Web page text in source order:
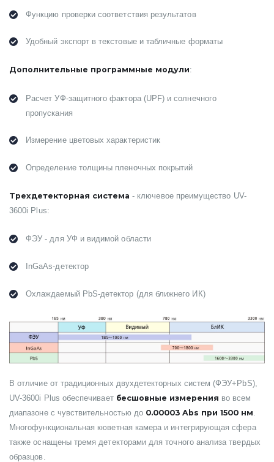
Функцию проверки соответствия результатов
Удобный экспорт в текстовые и табличные форматы
Дополнительные программные модули:
Расчет УФ-защитного фактора (UPF) и солнечного
пропускания
Измерение цветовых характеристик
Определение толщины пленочных покрытий
Трехдетекторная система - ключевое преимущество UV-
3600i Plus:
ФЭУ - для УФ и видимой области
InGaAs-детектор
Охлаждаемый PbS-детектор (для ближнего ИК)
В отличие от традиционных двухдетекторных систем (ФЭУ+PbS),
UV-3600i Plus обеспечивает бесшовные измерения во всем
диапазоне с чувствительностью до 0.00003 Abs при 1500 нм.
Многофункциональная кюветная камера и интегрирующая сфера
также оснащены тремя детекторами для точного анализа твердых
образцов.